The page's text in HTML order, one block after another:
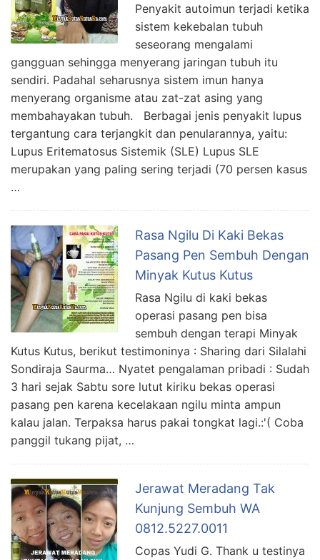
Penyakit autoimun terjadi ketika
sistem kekebalan tubuh
seseorang mengalami
gangguan sehingga menyerang jaringan tubuh itu
sendiri. Padahal seharusnya sistem imun hanya
menyerang organisme atau zat-zat asing yang
membahayakan tubuh. Berbagai jenis penyakit lupus
tergantung cara terjangkit dan penularannya, yaitu:
Lupus Eritematosus Sistemik (SLE) Lupus SLE
merupakan yang paling sering terjadi (70 persen kasus
…
Rasa Ngilu Di Kaki Bekas
Pasang Pen Sembuh Dengan
Minyak Kutus Kutus
Rasa Ngilu di kaki bekas
operasi pasang pen bisa
sembuh dengan terapi Minyak
Kutus Kutus, berikut testimoninya : Sharing dari Silalahi
Sondiraja Saurma… Nyatet pengalaman pribadi : Sudah
3 hari sejak Sabtu sore lutut kiriku bekas operasi
pasang pen karena kecelakaan ngilu minta ampun
kalau jalan. Terpaksa harus pakai tongkat lagi.:'( Coba
panggil tukang pijat, …
Jerawat Meradang Tak
Kunjung Sembuh WA
0812.5227.0011
Copas Yudi G. Thank u testinya